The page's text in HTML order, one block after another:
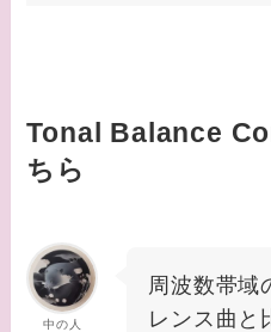
Tonal Balance
ちら
中の人
周波数帯域
レンス曲と